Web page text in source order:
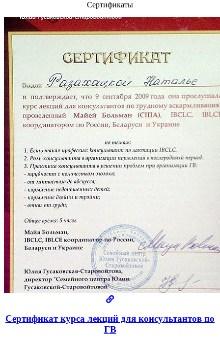
Сертификаты
Сертификат курса лекций для консультантов по
ГВ